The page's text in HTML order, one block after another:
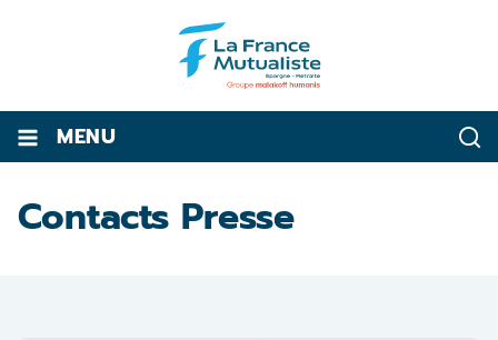
MENU
Contacts Presse